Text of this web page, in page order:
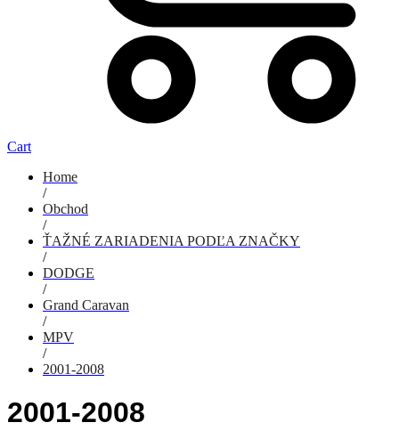
Cart
Home
/
Obchod
/
ŤAŽNÉ ZARIADENIA PODĽA ZNAČKY
/
DODGE
/
Grand Caravan
/
MPV
/
2001-2008
2001-2008